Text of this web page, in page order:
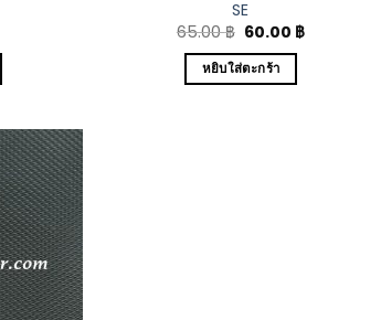
SE
65.00฿ 60.00 ฿
หยิบใส่ตะกร้า
Add to
Wishlist